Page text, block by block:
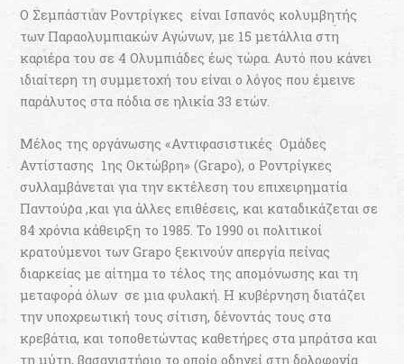
Ο Σεμπάστιαν Ροντρίγκες είναι Ισπανός κολυμβητής
των Παραολυμπιακών Αγώνων, με 15 μετάλλια στη
καριέρα του σε 4 Ολυμπιάδες έως τώρα. Αυτό που κάνει
ιδιαίτερη τη συμμετοχή του είναι ο λόγος που έμεινε
παράλυτος στα πόδια σε ηλικία 33 ετών.
Μέλος της οργάνωσης «Αντιφασιστικές Ομάδες
Αντίστασης 1ης Οκτώβρη» (Grapo), ο Ροντρίγκες
συλλαμβάνεται για την εκτέλεση του επιχειρηματία
Παντούρα ,και για άλλες επιθέσεις, και καταδικάζεται σε
84 χρόνια κάθειρξη το 1985. Το 1990 οι πολιτικοί
κρατούμενοι των Grapo ξεκινούν απεργία πείνας
διαρκείας με αίτημα το τέλος της απομόνωσης και τη
μεταφορά όλων σε μια φυλακή. Η κυβέρνηση διατάζει
την υποχρεωτική τους σίτιση, δένοντάς τους στα
κρεβάτια, και τοποθετώντας καθετήρες στα μπράτσα και
τη μύτη, βασανιστήριο το οποίο οδηγεί στη δολοφονία